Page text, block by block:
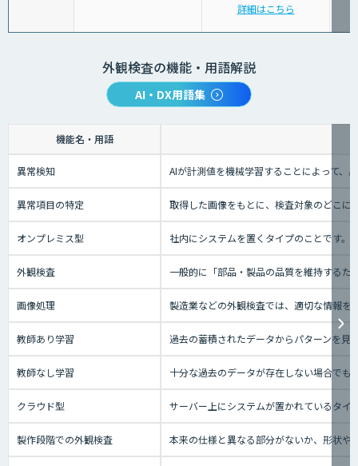
詳細はこちら
外観検査の機能・用語解説
AI・DX用語集
機能名・用語
異常検知 AIが計測値を機械学習することによって、
異常項目の特定 取得した画像をもとに、検査対象のどこに
オンプレミス型 社内にシステムを置くタイプのことです
外観検査 一般的に「部品・製品の品質を維持する
画像処理 製造業などの外観検査では、適切な情報を
教師あり学習 過去の蓄積されたデータからパターンを見
教師なし学習 十分な過去のデータが存在しない場合でも
クラウド型 サーバー上にシステムが置かれているタ
製作段階での外観検査 本来の仕様と異なる部分がないか、形状や